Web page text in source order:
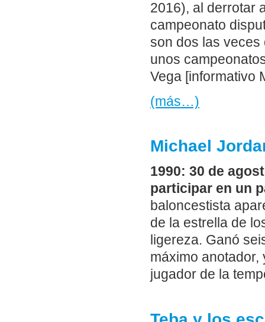
2016), al derrotar
campeonato
son dos las veces
unos
Vega [informativo
(más…)
Michael
1990: 30 de
participar en un
baloncestista
de la estrella de
ligereza. Ganó
máximo
jugador de la